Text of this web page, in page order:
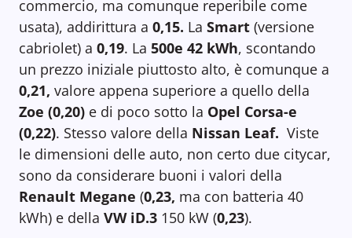
commercio, ma comunque reperibile come
usata), addirittura a 0,15. La Smart (versione
cabriolet) a 0,19. La 500e 42 kWh, scontando
un prezzo iniziale piuttosto alto, è comunque a
0,21, valore appena superiore a quello della
Zoe (0,20) e di poco sotto la Opel Corsa-e
(0,22). Stesso valore della Nissan Leaf. Viste
le dimensioni delle auto, non certo due citycar,
sono da considerare buoni i valori della
Renault Megane (0,23, ma con batteria 40
kWh) e della VW iD.3 150 kW (0,23).